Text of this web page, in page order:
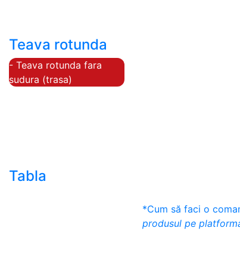
Teava rotunda
- Teava rotunda fara
sudura (trasa)
Tabla
*Cum să faci o
produsul pe